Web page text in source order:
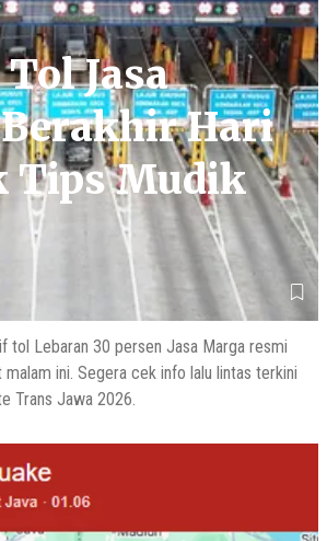
Jasa
Hari
Tips Mudik
tol Lebaran 30 persen Jasa Marga resmi
ini. Segera cek info lalu lintas terkini
Trans Jawa 2026.